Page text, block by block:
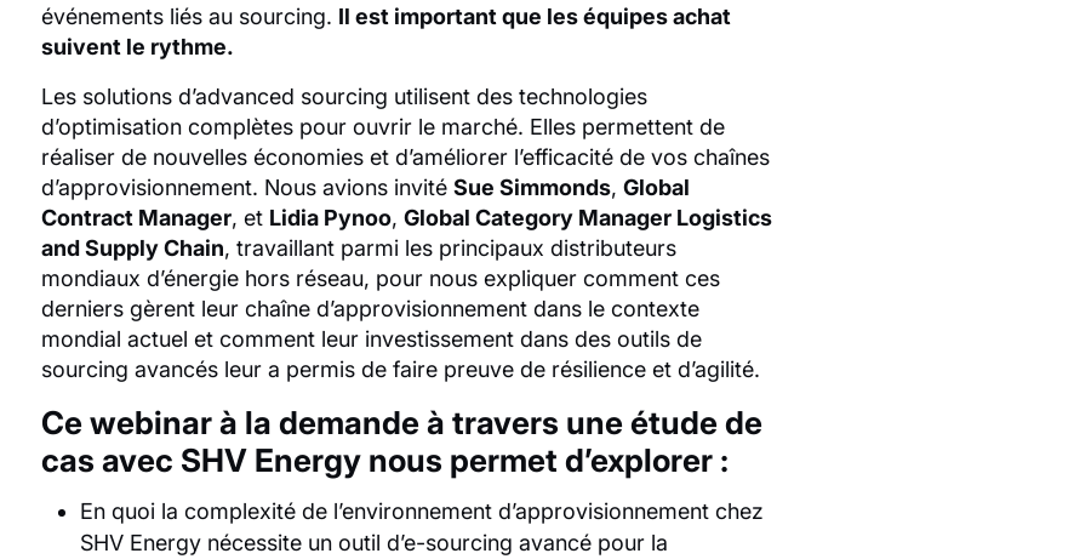
événements liés au sourcing. Il est important que les équipes achat
suivent le rythme.
Les solutions d’advanced sourcing utilisent des technologies
d’optimisation complètes pour ouvrir le marché. Elles permettent de
réaliser de nouvelles économies et d’améliorer l’efficacité de vos chaînes
d’approvisionnement. Nous avions invité Sue Simmonds, Global
Contract Manager, et Lidia Pynoo, Global Category Manager Logistics
and Supply Chain, travaillant parmi les principaux distributeurs
mondiaux d’énergie hors réseau, pour nous expliquer comment ces
derniers gèrent leur chaîne d’approvisionnement dans le contexte
mondial actuel et comment leur investissement dans des outils de
sourcing avancés leur a permis de faire preuve de résilience et d’agilité.
Ce webinar à la demande à travers une étude de
cas avec SHV Energy nous permet d’explorer :
En quoi la complexité de l’environnement d’approvisionnement chez
SHV Energy nécessite un outil d’e-sourcing avancé pour la